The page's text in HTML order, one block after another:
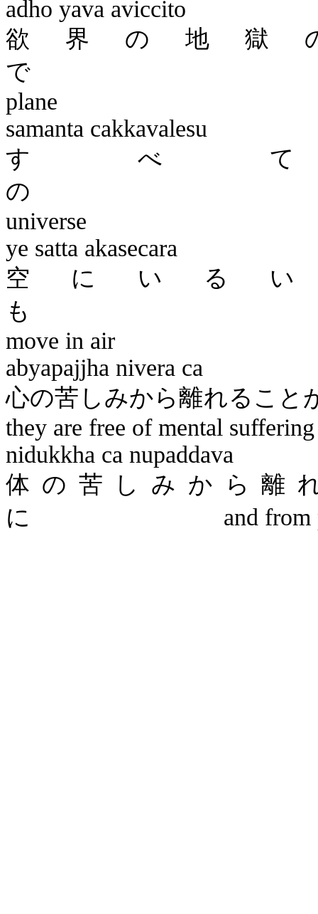
adho yava aviccito
欲界の地獄
plane
samanta cakkavalesu
すべ
universe
ye satta akasecara
空にいる
move in air
abyapajjha nivera ca
心の苦しみから離れ
they are free of mental
nidukkha ca nupaddava
体の苦しみから離
に and from